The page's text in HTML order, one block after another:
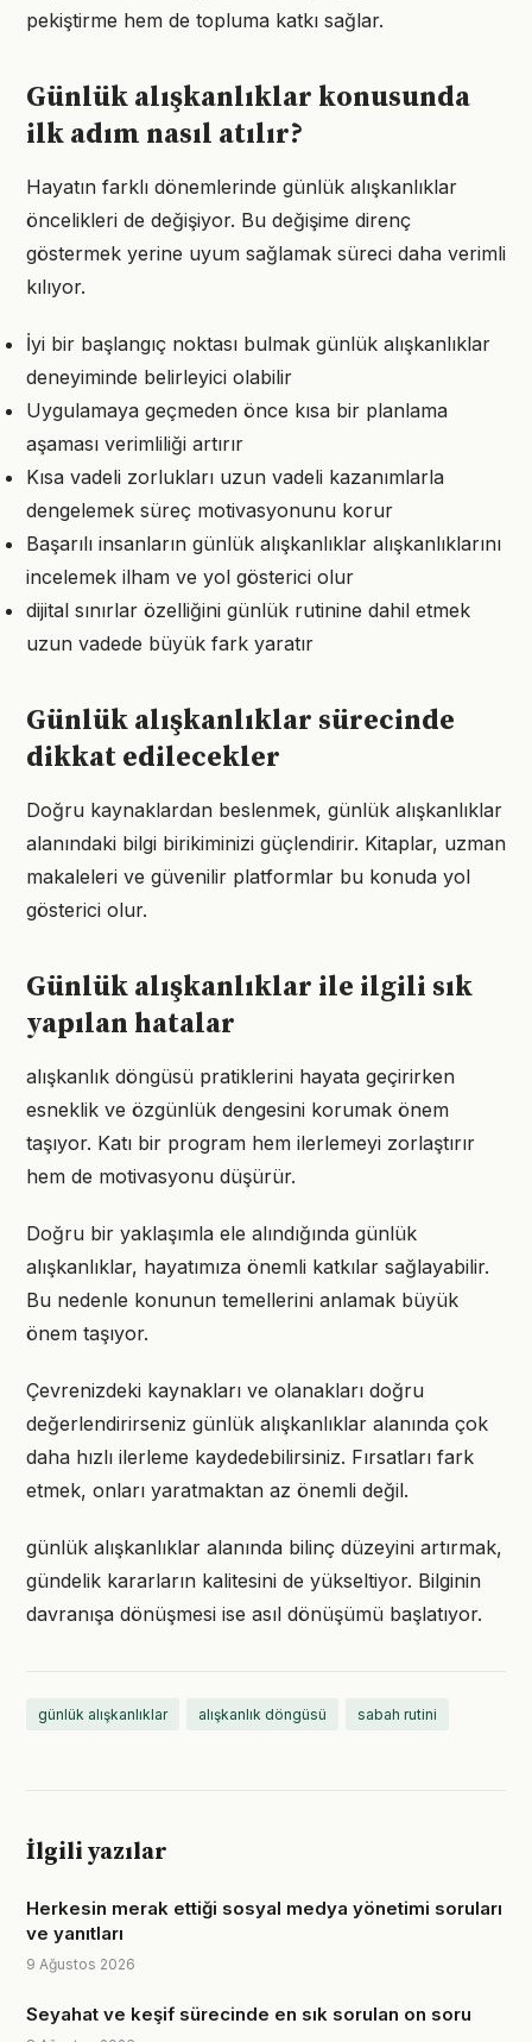
pekiştirme hem de topluma katkı sağlar.
Günlük alışkanlıklar konusunda
ilk adım nasıl atılır?
Hayatın farklı dönemlerinde günlük alışkanlıklar
öncelikleri de değişiyor. Bu değişime direnç
göstermek yerine uyum sağlamak süreci daha verimli
kılıyor.
İyi bir başlangıç noktası bulmak günlük alışkanlıklar
deneyiminde belirleyici olabilir
Uygulamaya geçmeden önce kısa bir planlama
aşaması verimliliği artırır
Kısa vadeli zorlukları uzun vadeli kazanımlarla
dengelemek süreç motivasyonunu korur
Başarılı insanların günlük alışkanlıklar alışkanlıklarını
incelemek ilham ve yol gösterici olur
dijital sınırlar özelliğini günlük rutinine dahil etmek
uzun vadede büyük fark yaratır
Günlük alışkanlıklar sürecinde
dikkat edilecekler
Doğru kaynaklardan beslenmek, günlük alışkanlıklar
alanındaki bilgi birikiminizi güçlendirir. Kitaplar, uzman
makaleleri ve güvenilir platformlar bu konuda yol
gösterici olur.
Günlük alışkanlıklar ile ilgili sık
yapılan hatalar
alışkanlık döngüsü pratiklerini hayata geçirirken
esneklik ve özgünlük dengesini korumak önem
taşıyor. Katı bir program hem ilerlemeyi zorlaştırır
hem de motivasyonu düşürür.
Doğru bir yaklaşımla ele alındığında günlük
alışkanlıklar, hayatımıza önemli katkılar sağlayabilir.
Bu nedenle konunun temellerini anlamak büyük
önem taşıyor.
Çevrenizdeki kaynakları ve olanakları doğru
değerlendirirseniz günlük alışkanlıklar alanında çok
daha hızlı ilerleme kaydedebilirsiniz. Fırsatları fark
etmek, onları yaratmaktan az önemli değil.
günlük alışkanlıklar alanında bilinç düzeyini artırmak,
gündelik kararların kalitesini de yükseltiyor. Bilginin
davranışa dönüşmesi ise asıl dönüşümü başlatıyor.
günlük alışkanlıklar alışkanlık döngüsü sabah rutini
İlgili yazılar
Herkesin merak ettiği sosyal medya yönetimi soruları
ve yanıtları
9 Ağustos 2026
Seyahat ve keşif sürecinde en sık sorulan on soru